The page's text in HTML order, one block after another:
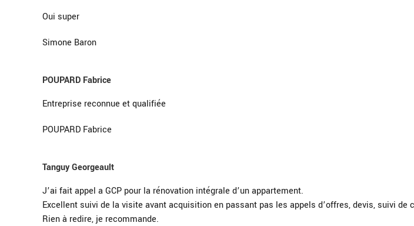
Oui super
Simone Baron
POUPARD Fabrice
Entreprise reconnue et qualifiée
POUPARD Fabrice
Tanguy Georgeault
J’ai fait appel a GCP pour la rénovation intégrale d’un appartement.
Excellent suivi de la visite avant acquisition en passant pas les appels d’offres, devis, suivi de
Rien à redire, je recommande.